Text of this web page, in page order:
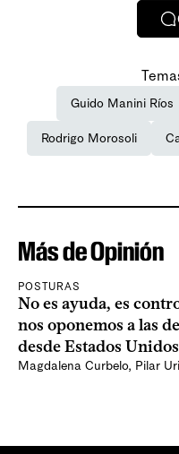
Guido Manini Ríos
Rodrigo Morosoli
Más de Opinión
POSTURAS
No es ayuda, es
nos oponemos a las
desde Estados Unidos
Magdalena Curbelo, Pilar